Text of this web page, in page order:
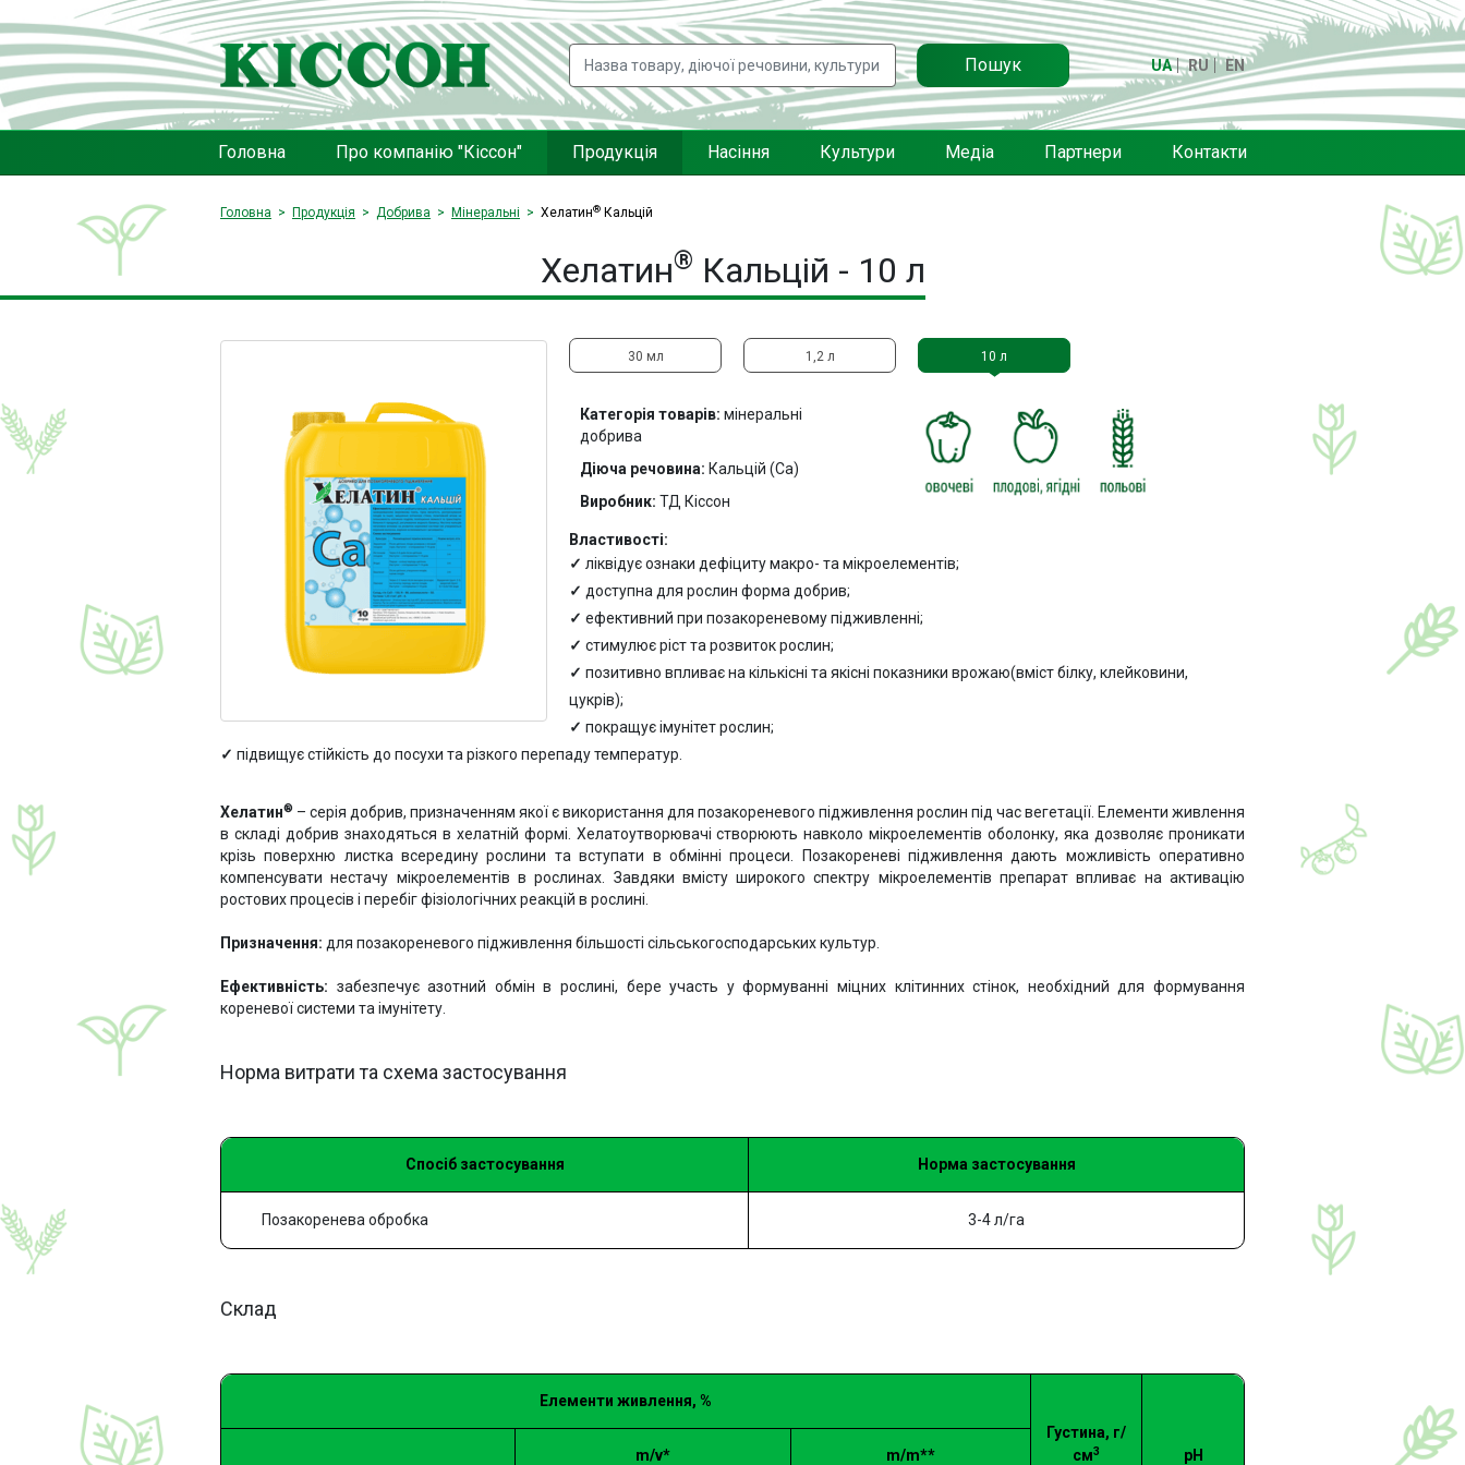
Пошук UA RU EN
Головна Про компанію "Кіссон" Продукція Насіння Культури Медіа Партнери Контакти
Головна Продукція Добрива Мінеральні Хелатин® Кальцій
Хелатин® Кальцій - 10 л
30 мл 1,2 л 10 л
Категорія товарів: мінеральні
добрива
Діюча речовина: Кальцій (Са)
Виробник: ТД Кіссон
Властивості:
ліквідує ознаки дефіциту макро- та мікроелементів;
доступна для рослин форма добрив;
ефективний при позакореневому підживленні;
стимулює ріст та розвиток рослин;
позитивно впливає на кількісні та якісні показники врожаю(вміст білку, клейковини,
цукрів);
покращує імунітет рослин;
підвищує стійкість до посухи та різкого перепаду температур.
Хелатин® – серія добрив, призначенням якої є використання для позакореневого підживлення рослин під час вегетації. Елементи живлення
в складі добрив знаходяться в хелатній формі. Хелатоутворювачі створюють навколо мікроелементів оболонку, яка дозволяє проникати
крізь поверхню листка всередину рослини та вступати в обмінні процеси. Позакореневі підживлення дають можливість оперативно
компенсувати нестачу мікроелементів в рослинах. Завдяки вмісту широкого спектру мікроелементів препарат впливає на активацію
ростових процесів і перебіг фізіологічних реакцій в рослині.
Призначення: для позакореневого підживлення більшості сільськогосподарських культур.
Ефективність: забезпечує азотний обмін в рослині, бере участь у формуванні міцних клітинних стінок, необхідний для формування
кореневої системи та імунітету.
Норма витрати та схема застосування
Спосіб застосування Норма застосування
Позакоренева обробка 3-4 л/га
Склад
Елементи живлення, %
Густина, г/
см3 рН
m/v* m/m**